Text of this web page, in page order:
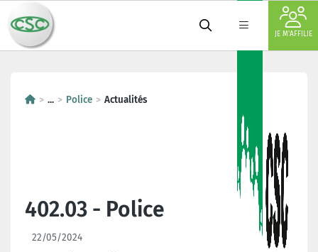
JE M'AFFILIE
... Police Actualités
402.03 - Police
22/05/2024